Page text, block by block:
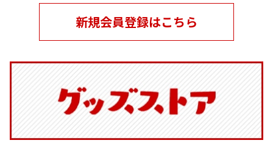
新規会員登録はこちら